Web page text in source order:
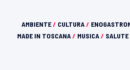
AMBIENTE/ CULTURA/
MADE IN TOSCANA/ MUSICA/ SALUTE